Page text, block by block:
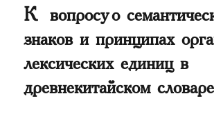
К вопросу о
знаков и принципах
лексических единиц в
древнекитайском